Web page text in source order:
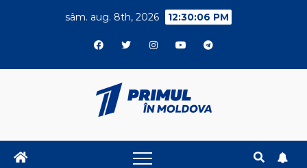
sâm. aug. 8th, 2026 12:30:06 PM